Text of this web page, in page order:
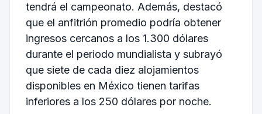
tendrá el campeonato. Además, destacó
que el anfitrión promedio podría obtener
ingresos cercanos a los 1.300 dólares
durante el periodo mundialista y subrayó
que siete de cada diez alojamientos
disponibles en México tienen tarifas
inferiores a los 250 dólares por noche.